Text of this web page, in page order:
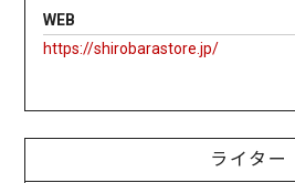
WEB
https://shirobarastore.jp/
ライター